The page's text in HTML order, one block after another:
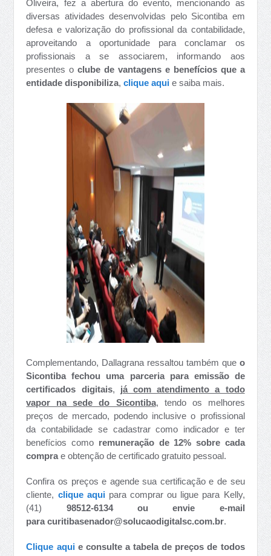
Oliveira, fez a abertura do evento, mencionando as
diversas atividades desenvolvidas pelo Sicontiba em
defesa e valorização do profissional da contabilidade,
aproveitando a oportunidade para conclamar os
profissionais a se associarem, informando aos
presentes oclube de vantagens e benefícios que a
entidade disponibiliza,clique aqui e saiba mais.
Complementando, Dallagrana ressaltou também que o
Sicontiba fechou uma parceria para emissão de
certificados digitais, já com atendimento a todo
vapor na sede do Sicontiba, tendo os melhores
preços de mercado, podendo inclusive o profissional
da contabilidade se cadastrar como indicador e ter
benefícios como remuneração de 12% sobre cada
comprae obtenção de certificado gratuito pessoal.
Confira os preços e agende sua certificação e de seu
cliente, clique aquipara comprar ou ligue para Kelly,
(41) 98512-6134 ou envie e-mail
paracuritibasenador@solucaodigitalsc.com.br.
Clique aquie consulte a tabela de preços de todos